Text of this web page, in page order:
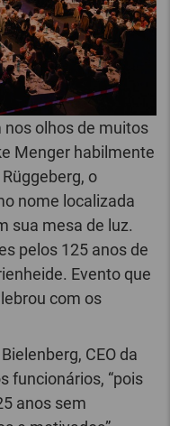
olhos de muitos
Menger habilmente
o
nome localizada
sua mesa de luz.
pelos 125 anos de
Evento que
com os
CEO da
funcionários, “pois
anos sem